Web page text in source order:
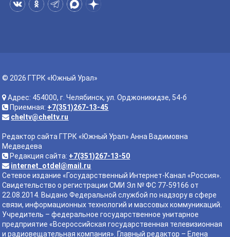
© 2026 ГТРК «Южный Урал»
Адрес: 454000, г. Челябинск, ул. Орджоникидзе, 54-б
Приемная: +7(351)267-13-45
cheltv@cheltv.ru
Редактор сайта ГТРК «Южный Урал» Анна Вадимовна
Медведева
Редакция сайта: +7(351)267-13-50
internet_otdel@mail.ru
Сетевое издание «Государственный Интернет-Канал «Россия».
Свидетельство о регистрации СМИ Эл № ФС 77-59166 от
22.08.2014. Выдано Федеральной службой по надзору в сфере
связи, информационных технологий и массовых коммуникаций.
Учредитель – федеральное государственное унитарное
предприятие «Всероссийская государственная телевизионная
и радиовещательная компания». Главный редактор – Елена